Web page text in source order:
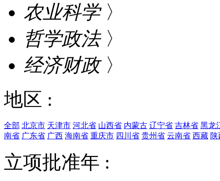
农业科学 〉
哲学政法 〉
经济财政 〉
地区 :
全部 北京市 天津市 河北省 山西省 内蒙古 辽宁省 吉林省 黑龙
南省 广东省 广西 海南省 重庆市 四川省 贵州省 云南省 西藏
立项批准年 :